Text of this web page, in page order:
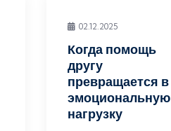
02.12.2025
Когда помощь
другу
превращается в
эмоциональную
нагрузку